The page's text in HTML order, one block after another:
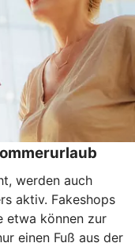
werden auch
aktiv. Fakeshops
etwa können zur
einen Fuß aus der